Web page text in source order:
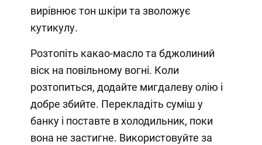
вирівнює тон шкіри та зволожує
кутикулу.
Розтопіть какао-масло та бджолиний
віск на повільному вогні. Коли
розтопиться, додайте мигдалеву олію і
добре збийте. Перекладіть суміш у
банку і поставте в холодильник, поки
вона не застигне. Використовуйте за